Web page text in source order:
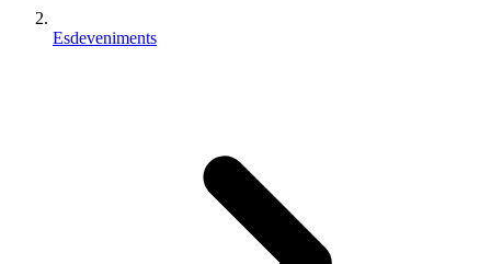
Esdeveniments